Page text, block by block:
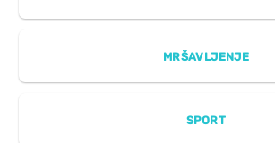
MRŠAVLJENJE
SPORT